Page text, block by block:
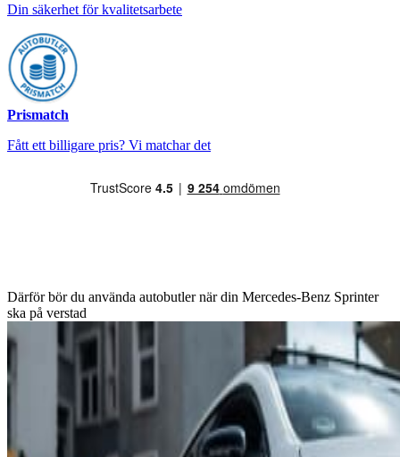
Din säkerhet för kvalitetsarbete
Prismatch
Fått ett billigare pris? Vi matchar det
Därför bör du använda autobutler när din Mercedes-Benz Sprinter
ska på verstad